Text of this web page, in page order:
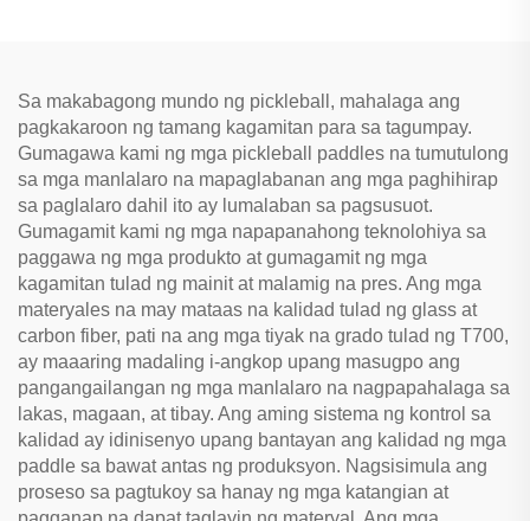
Sa makabagong mundo ng pickleball, mahalaga ang
pagkakaroon ng tamang kagamitan para sa tagumpay.
Gumagawa kami ng mga pickleball paddles na tumutulong
sa mga manlalaro na mapaglabanan ang mga paghihirap
sa paglalaro dahil ito ay lumalaban sa pagsusuot.
Gumagamit kami ng mga napapanahong teknolohiya sa
paggawa ng mga produkto at gumagamit ng mga
kagamitan tulad ng mainit at malamig na pres. Ang mga
materyales na may mataas na kalidad tulad ng glass at
carbon fiber, pati na ang mga tiyak na grado tulad ng T700,
ay maaaring madaling i-angkop upang masugpo ang
pangangailangan ng mga manlalaro na nagpapahalaga sa
lakas, magaan, at tibay. Ang aming sistema ng kontrol sa
kalidad ay idinisenyo upang bantayan ang kalidad ng mga
paddle sa bawat antas ng produksyon. Nagsisimula ang
proseso sa pagtukoy sa hanay ng mga katangian at